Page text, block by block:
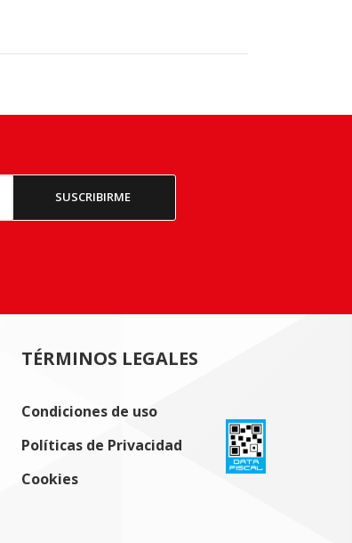
TÉRMINOS LEGALES
Condiciones de uso
Políticas de Privacidad
Cookies